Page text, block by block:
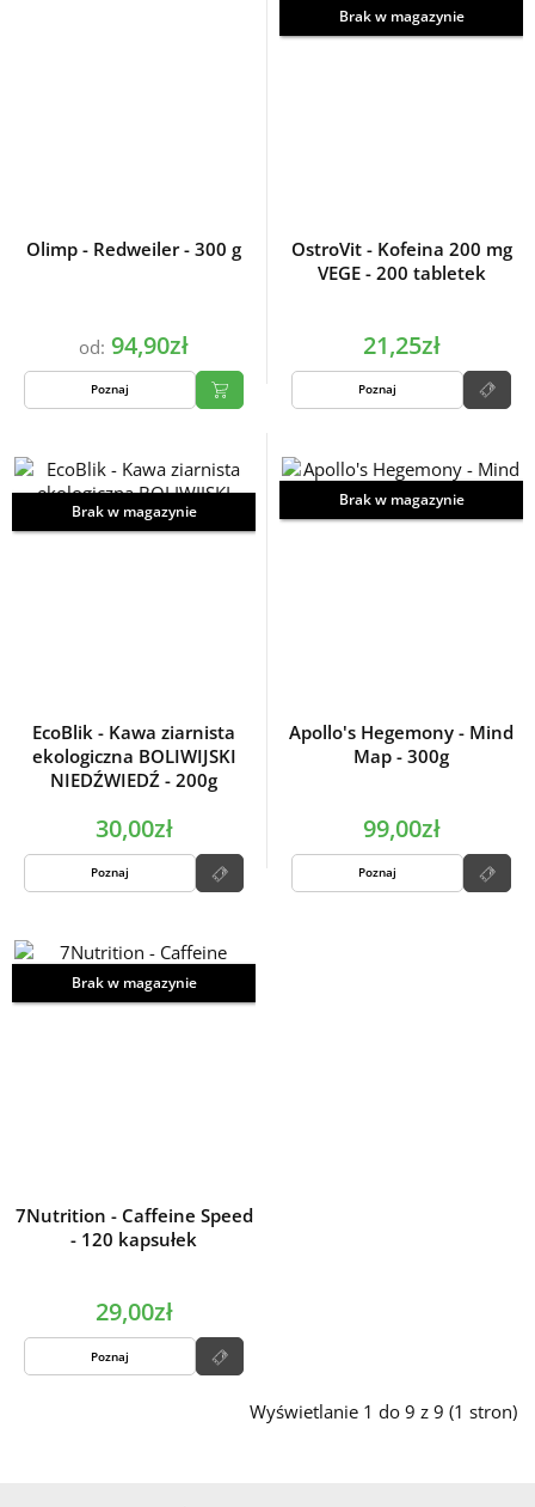
Olimp - Redweiler - 300 g
od: 94,90zł
Poznaj
Brak w magazynie
OstroVit - Kofeina 200 mg
VEGE - 200 tabletek
21,25zł
Poznaj
Brak w magazynie
EcoBlik - Kawa ziarnista
ekologiczna BOLIWIJSKI
NIEDŹWIEDŹ - 200g
30,00zł
Poznaj
Brak w magazynie
Apollo's Hegemony - Mind
Map - 300g
99,00zł
Poznaj
Brak w magazynie
7Nutrition - Caffeine Speed
- 120 kapsułek
29,00zł
Poznaj
Wyświetlanie 1 do 9 z 9 (1 stron)